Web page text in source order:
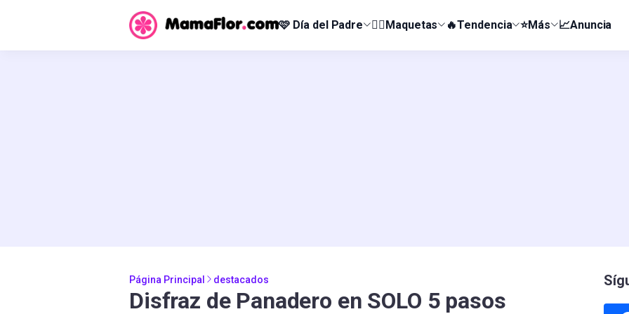
🩷 Día del Padre 👰‍♀️Maquetas 🔥Tendencia ⭐Más 📈Anuncia
Página Principal destacados
Disfraz de Panadero en SOLO 5 pasos